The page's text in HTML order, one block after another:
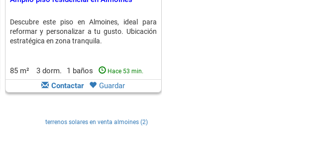
Descubre este piso en Almoines, ideal para
reformar y personalizar a tu gusto. Ubicación
estratégica en zona tranquila.
85 m² 3 dorm. 1 baños Hace 53 min.
Contactar Guardar
terrenos solares en venta almoines (2)